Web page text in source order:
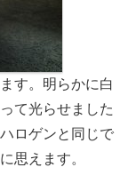
す。明らかに白
て光らせました
ロゲンと同じで
思えます。